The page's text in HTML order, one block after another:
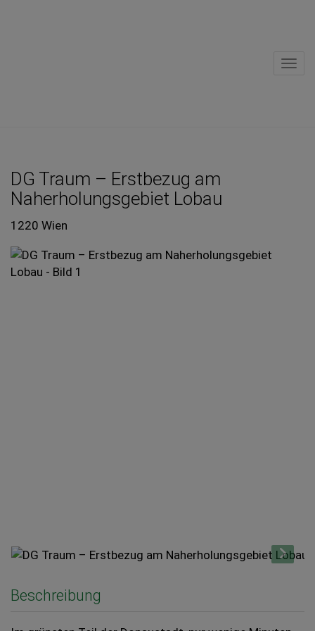
DG Traum – Erstbezug am
Naherholungsgebiet Lobau
1220 Wien
Beschreibung